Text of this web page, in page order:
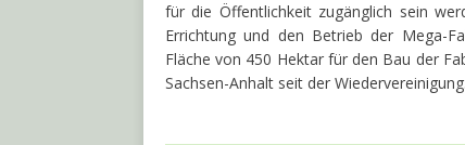
für die Öffentlichkeit zugänglich sein
Errichtung und den Betrieb der Mega-
Fläche von 450 Hektar für den Bau der
Sachsen-Anhalt seit der Wiedervereinigung.